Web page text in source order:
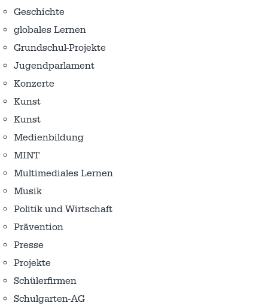
Geschichte
globales Lernen
Grundschul-Projekte
Jugendparlament
Konzerte
Kunst
Kunst
Medienbildung
MINT
Multimediales Lernen
Musik
Politik und Wirtschaft
Prävention
Presse
Projekte
Schülerfirmen
Schulgarten-AG